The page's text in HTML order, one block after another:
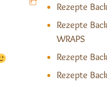
Rezepte
Rezepte
WRAPS
Rezepte
Rezepte